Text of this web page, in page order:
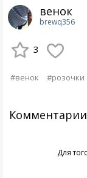
венок
brewq356
3
#венок #розочки
Комментарии
Для